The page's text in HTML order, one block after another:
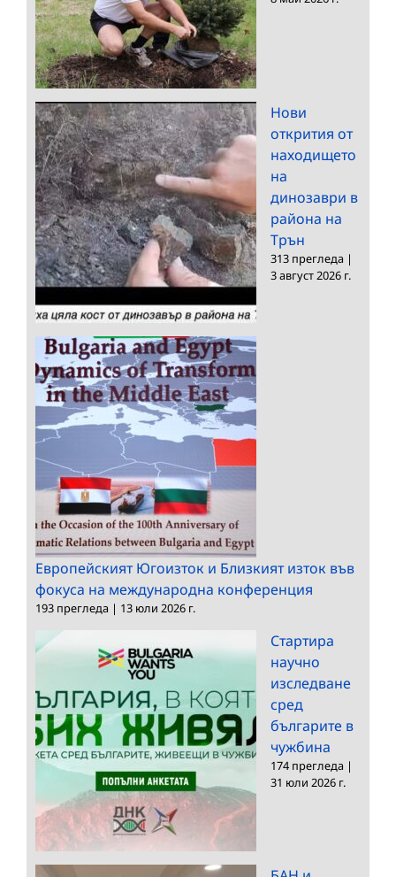
Нови
открития от
находището
на
динозаври в
района на
Трън
313 прегледа |
3 август 2026 г.
Европейският Югоизток и Близкият изток във
фокуса на международна конференция
193 прегледа | 13 юли 2026 г.
Стартира
научно
изследване
сред
българите в
чужбина
174 прегледа |
31 юли 2026 г.